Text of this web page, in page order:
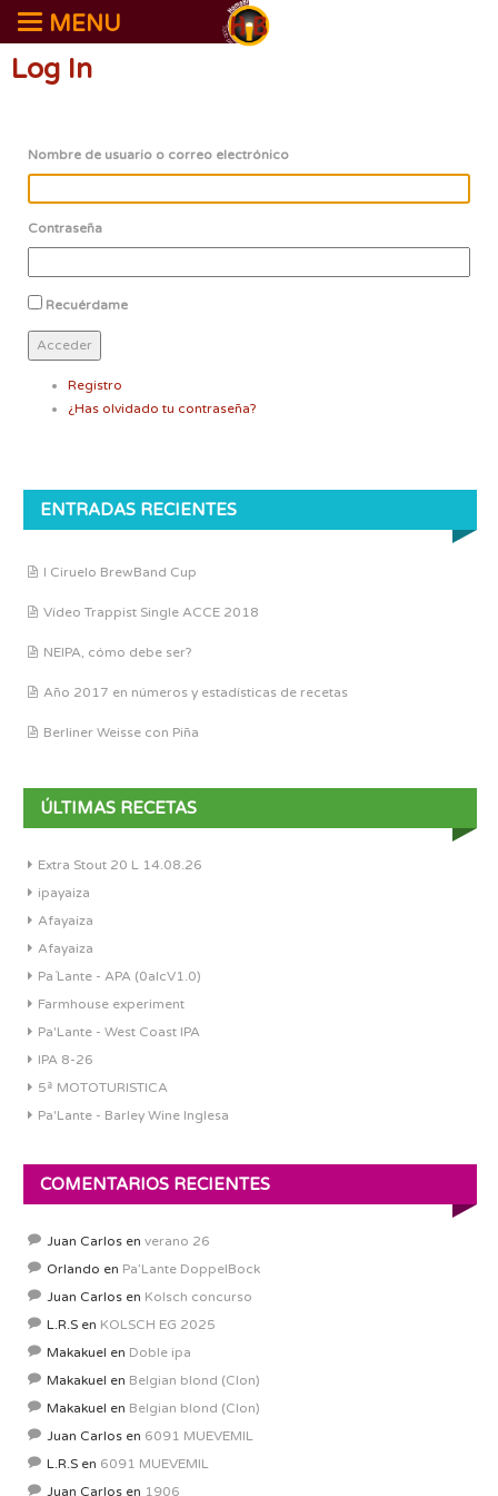
MENU
Log In
Nombre de usuario o correo electrónico
Contraseña
Recuérdame
Acceder
Registro
¿Has olvidado tu contraseña?
ENTRADAS RECIENTES
I Ciruelo BrewBand Cup
Vídeo Trappist Single ACCE 2018
NEIPA, cómo debe ser?
Año 2017 en números y estadísticas de recetas
Berliner Weisse con Piña
ÚLTIMAS RECETAS
Extra Stout 20 L 14.08.26
ipayaiza
Afayaiza
Afayaiza
Pa´Lante - APA (0alcV1.0)
Farmhouse experiment
Pa'Lante - West Coast IPA
IPA 8-26
5ª MOTOTURISTICA
Pa'Lante - Barley Wine Inglesa
COMENTARIOS RECIENTES
Juan Carlos en verano 26
Orlando en Pa’Lante DoppelBock
Juan Carlos en Kolsch concurso
L.R.S en KOLSCH EG 2025
Makakuel en Doble ipa
Makakuel en Belgian blond (Clon)
Makakuel en Belgian blond (Clon)
Juan Carlos en 6091 MUEVEMIL
L.R.S en 6091 MUEVEMIL
Juan Carlos en 1906